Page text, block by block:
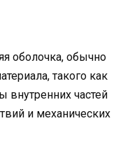
оболочка, обычно
такого как
внутренних частей
и механических